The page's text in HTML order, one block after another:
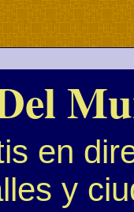
en
y